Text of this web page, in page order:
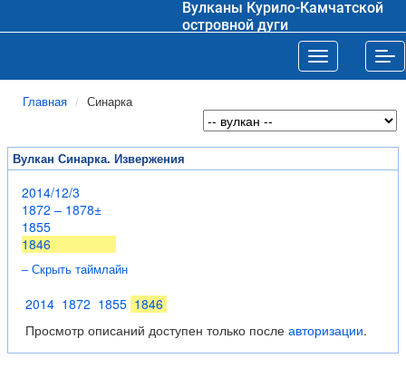
Вулканы Курило-Камчатской
островной дуги
Toggle
Главная Синарка
Вулкан Синарка. Извержения
2014/12/3
1872 – 1878±
1855
1846
– Скрыть таймлайн
2014 1872 1855 1846
Просмотр описаний доступен только после авторизации.